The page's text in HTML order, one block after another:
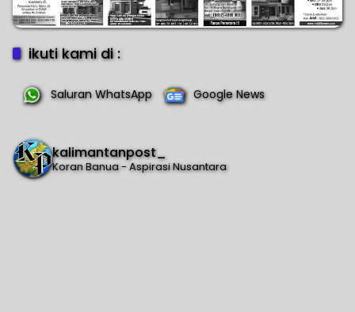
ikuti kami di :
Saluran WhatsApp Google News
kalimantanpost_
Koran Banua - Aspirasi Nusantara